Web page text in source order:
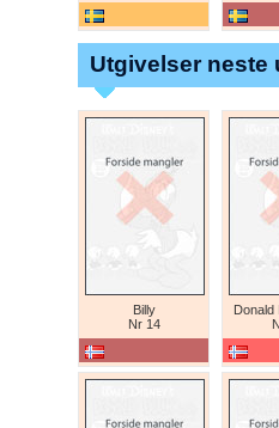
Utgivelser neste
Billy
Nr 14
Donald